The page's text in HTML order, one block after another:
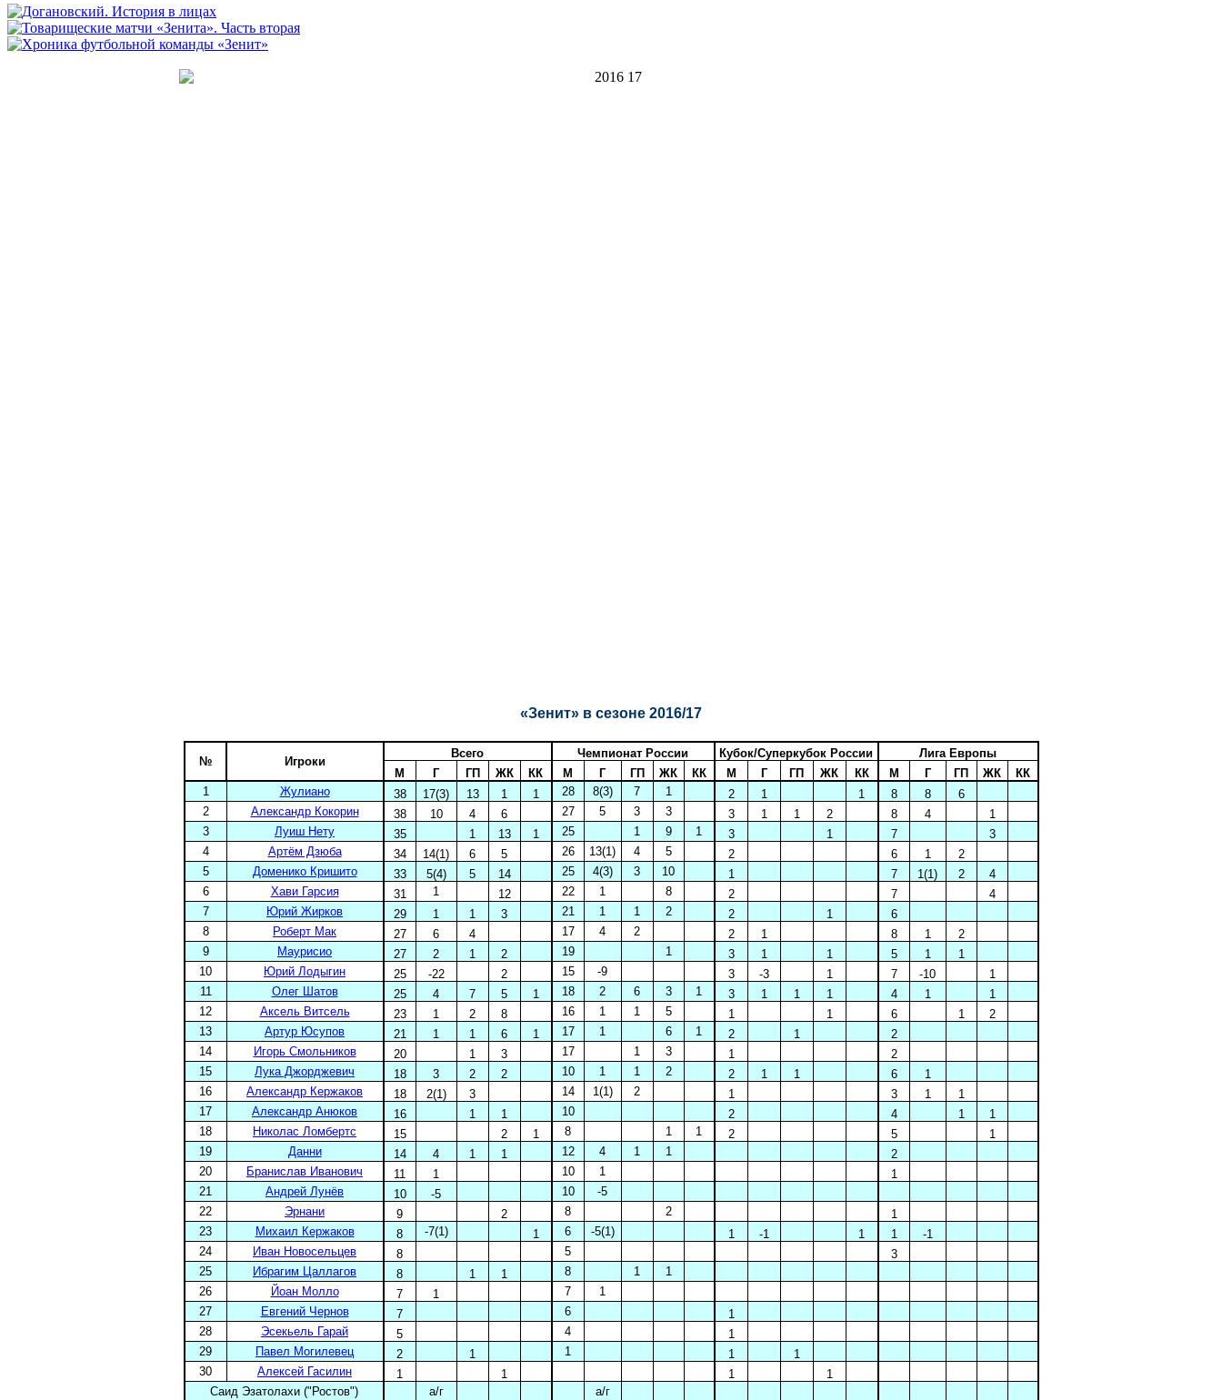
«Зенит» в сезоне 2016/17
№ Игроки
Всего Чемпионат России Кубок/Суперкубок России
Лига Европы
М
Г ГП ЖК КК М Г ГП ЖК КК М Г ГП ЖК КК М Г ГП ЖК
КК
1
Жулиано 38 17(3) 13 1 1 28 8(3) 7 1 2 1 1 8 8
6
2
Александр Кокорин 38 10 4 6 27 5 3 3 3 1 1 2 8 4
1
3
Луиш Нету 35 1 13 1 25 1 9 1 3 1 7
3
4
Артём Дзюба 34 14(1) 6 5 26 13(1) 4 5 2 6 1
2
5
Доменико Кришито 33 5(4) 5 14 25 4(3) 3 10 1 7 1(1) 2
4
6
Хави Гарсия 31 1 12 22 1 8 2 7
4
7
Юрий Жирков 29 1 1 3 21 1 1 2 2 1
6
8
Роберт Мак 27 6 4 17 4 2 2 1 8 1
2
9
Маурисио 27 2 1 2 19 1 3 1 1 5 1
1
10
Юрий Лодыгин 25 -22 2 15 -9 3 -3 1 7 -10
1
11
Олег Шатов 25 4 7 5 1 18 2 6 3 1 3 1 1 1 4 1
1
12
Аксель Витсель 23 1 2 8 16 1 1 5 1 1 6 1
2
13
Артур Юсупов 21 1 1 6 1 17 1 6 1 2 1
2
14
Игорь Смольников 20 1 3 17 1 3 1
2
15
Лука Джорджевич 18 3 2 2 10 1 1 2 2 1 1 6
1
16
Александр Кержаков 18 2(1) 3 14 1(1) 2 1 3 1
1
17
Александр Анюков 16 1 1 10 2 4 1
1
18
Николас Ломбертс 15 2 1 8 1 1 2 5
1
19
Данни 14 4 1 1 12 4 1 1
2
20
Бранислав Иванович 11 1 10 1
1
21
Андрей Лунёв 10 -5 10
-5
22
Эрнани 9 2 8 2
1
23
Михаил Кержаков 8 -7(1) 1 6 -5(1) 1 -1 1 1
-1
24
Иван Новосельцев 8 5
3
25
Ибрагим Цаллагов 8 1 1 8 1
1
26
Йоан Молло 7 1 7
1
27
Евгений Чернов 7 6
1
28
Эсекьель Гарай 5 4
1
29
Павел Могилевец 2 1 1 1
1
30
Алексей Гасилин 1 1 1
1
Саид Эзатолахи ("Ростов")
а/г а/г